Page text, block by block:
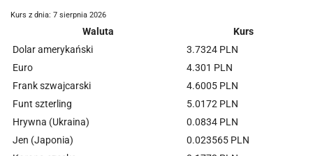
Kurs z dnia: 7 sierpnia 2026
Waluta
Kurs
Dolar amerykański
3.7324 PLN
Euro
4.301 PLN
Frank szwajcarski
4.6005 PLN
Funt szterling
5.0172 PLN
Hrywna (Ukraina)
0.0834 PLN
Jen (Japonia)
0.023565 PLN